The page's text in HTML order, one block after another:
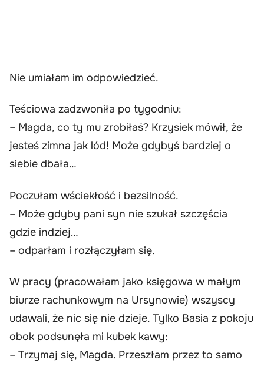
Nie umiałam im odpowiedzieć.
Teściowa zadzwoniła po tygodniu:
– Magda, co ty mu zrobiłaś? Krzysiek mówił, że
jesteś zimna jak lód! Może gdybyś bardziej o
siebie dbała…
Poczułam wściekłość i bezsilność.
– Może gdyby pani syn nie szukał szczęścia
gdzie indziej…
– odparłam i rozłączyłam się.
W pracy (pracowałam jako księgowa w małym
biurze rachunkowym na Ursynowie) wszyscy
udawali, że nic się nie dzieje. Tylko Basia z pokoju
obok podsunęła mi kubek kawy:
– Trzymaj się, Magda. Przeszłam przez to samo